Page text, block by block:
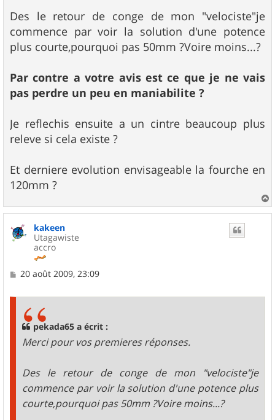
g
e
Des le retour de conge de mon "velociste"je
commence par voir la solution d'une potence
plus courte,pourquoi pas 50mm ?Voire moins...?
Par contre a votre avis est ce que je ne vais
pas perdre un peu en maniabilite ?
Je reflechis ensuite a un cintre beaucoup plus
releve si cela existe ?
Et derniere evolution envisageable la fourche en
120mm ?
a
kakeen
Utagawiste
accro
M
20 août 2009, 23:09
pekada65 a écrit :
Merci pour vos premieres réponses.
Des le retour de conge de mon "velociste"je
commence par voir la solution d'une potence plus
courte,pourquoi pas 50mm ?Voire moins...?